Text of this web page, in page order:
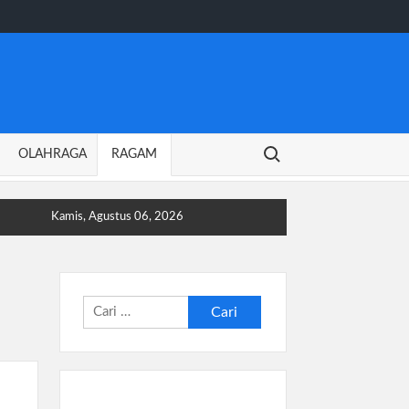
OLAHRAGA RAGAM
Search for:
Kamis, Agustus 06, 2026
untuk: